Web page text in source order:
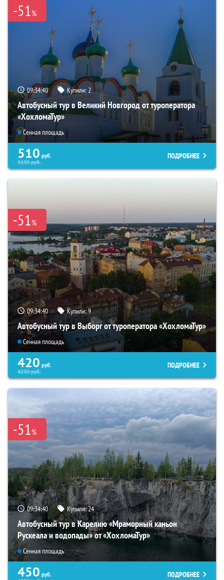
-51%
09:34:39 Купили:2
Автобусный тур в Великий Новгород от туроператора
«ХохломаТур»
Сенная площадь
510 руб.
5190руб.
ПОДРОБНЕЕ
-51%
09:34:39 Купили:9
Автобусный тур в Выборг от туроператора «ХохломаТур»
Сенная площадь
420 руб.
4230руб.
ПОДРОБНЕЕ
-51%
09:34:39 Купили:24
Автобусный тур в Карелию «Мраморный каньон
Рускеала и водопады» от «ХохломаТур»
Сенная площадь
450 руб.
ПОДРОБНЕЕ